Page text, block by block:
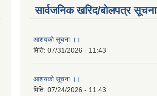
सार्वजनिक खरिद/बोलपत्र सूचना
आशयको सूचना ।।
मिति: 07/31/2026 - 11:43
आशयको सूचना ।।
मिति: 07/24/2026 - 11:43